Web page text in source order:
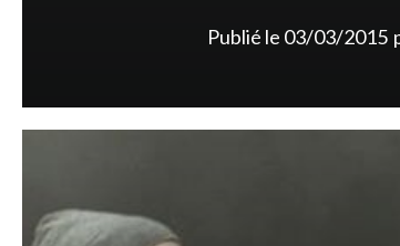
Publié le 03/03/2015